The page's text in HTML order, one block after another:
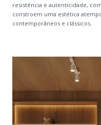
resistência e autenticidade,
constroem uma estética
contemporâneos e clássicos.